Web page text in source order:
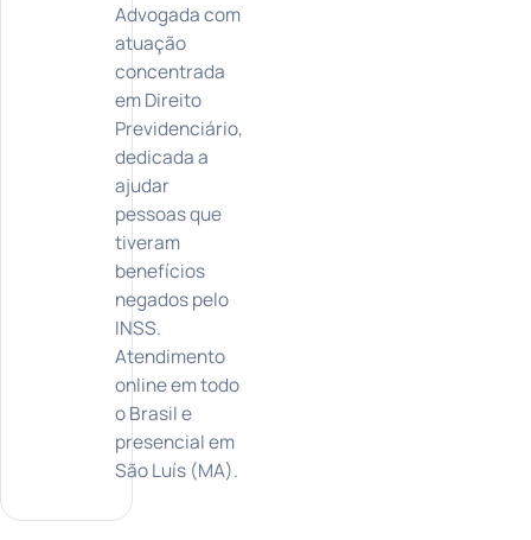
Advogada com
atuação
concentrada
em Direito
Previdenciário,
dedicada a
ajudar
pessoas que
tiveram
benefícios
negados pelo
INSS.
Atendimento
online em todo
o Brasil e
presencial em
São Luís (MA).